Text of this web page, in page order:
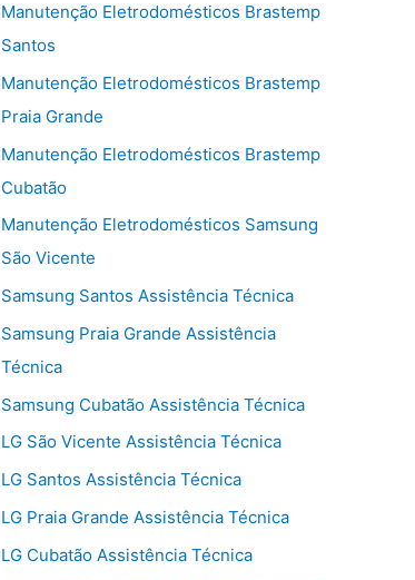
Manutenção Eletrodomésticos Brastemp
Santos
Manutenção Eletrodomésticos Brastemp
Praia Grande
Manutenção Eletrodomésticos Brastemp
Cubatão
Manutenção Eletrodomésticos Samsung
São Vicente
Samsung Santos Assistência Técnica
Samsung Praia Grande Assistência
Técnica
Samsung Cubatão Assistência Técnica
LG São Vicente Assistência Técnica
LG Santos Assistência Técnica
LG Praia Grande Assistência Técnica
LG Cubatão Assistência Técnica